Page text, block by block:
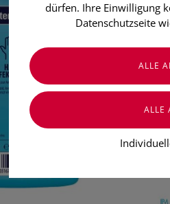
dürfen. Ihre Einwilligung
Datenschutzseite